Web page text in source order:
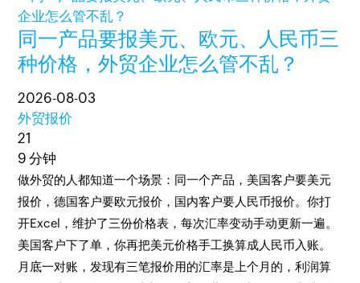
同一产品要报美元、欧元、人民币三
种价格，外贸企业怎么管不乱？
2026-08-03
外贸报价
21
9 分钟
做外贸的人都知道一个场景：同一个产品，美国客户要美元
报价，德国客户要欧元报价，国内客户要人民币报价。你打
开Excel，维护了三份价格表，每次汇率变动手动更新一遍。
美国客户下了单，你再把美元价格手工换算成人民币入账。
月底一对账，发现有三笔报价用的汇率是上个月的，利润算